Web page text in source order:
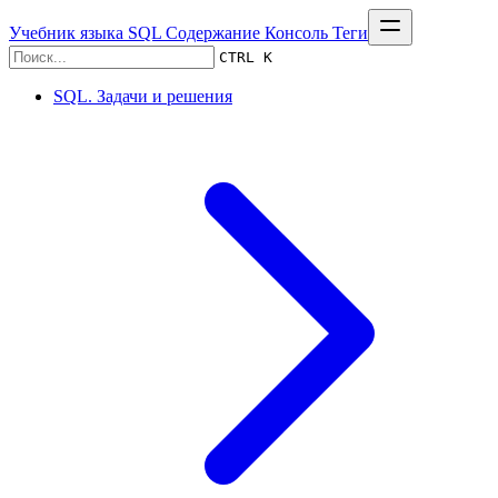
Учебник языка SQL Содержание Консоль Теги
CTRL K
SQL. Задачи и решения